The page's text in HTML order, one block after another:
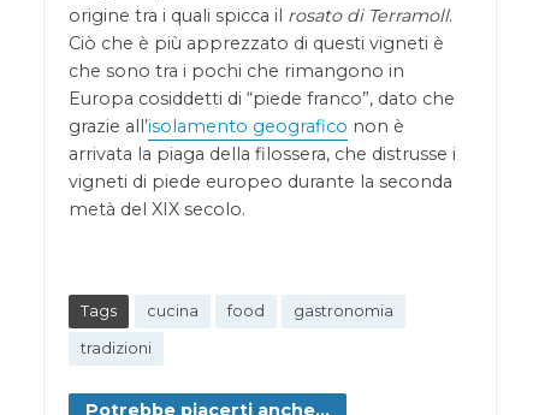
origine tra i quali spicca il rosato di Terramoll.
Ciò che è più apprezzato di questi vigneti è
che sono tra i pochi che rimangono in
Europa cosiddetti di “piede franco”, dato che
grazie all’isolamento geografico non è
arrivata la piaga della filossera, che distrusse i
vigneti di piede europeo durante la seconda
metà del XIX secolo.
Tags cucina food gastronomia
tradizioni
Potrebbe piacerti anche...